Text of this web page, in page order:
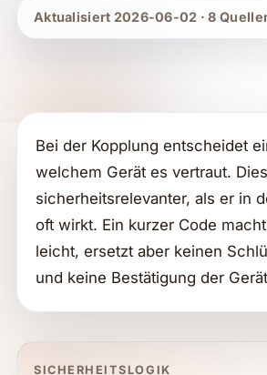
Aktualisiert 2026-06-02 · 8
Bei der Kopplung entscheidet
welchem Gerät es vertraut.
sicherheitsrelevanter, als er in
oft wirkt. Ein kurzer Code
leicht, ersetzt aber keinen
und keine Bestätigung der
SICHERHEITSLOGIK